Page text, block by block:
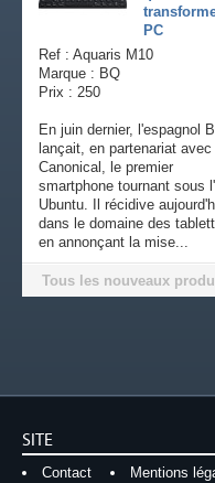
PC
Ref : Aquaris M10
Marque : BQ
Prix : 250
En juin dernier, l'espagnol
lançait, en partenariat avec
Canonical, le premier
smartphone tournant sous
Ubuntu. Il récidive
dans le domaine des
en annonçant la mise...
Tous les nouveaux
SITE
Contact
Mentions